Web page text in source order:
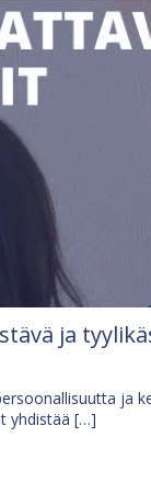
ja
ja
yhdistää […]